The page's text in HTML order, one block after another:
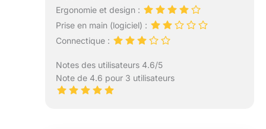
Ergonomie et design :
Prise en main (logiciel) :
Connectique :
Notes des utilisateurs 4.6/5
Note de 4.6 pour 3 utilisateurs